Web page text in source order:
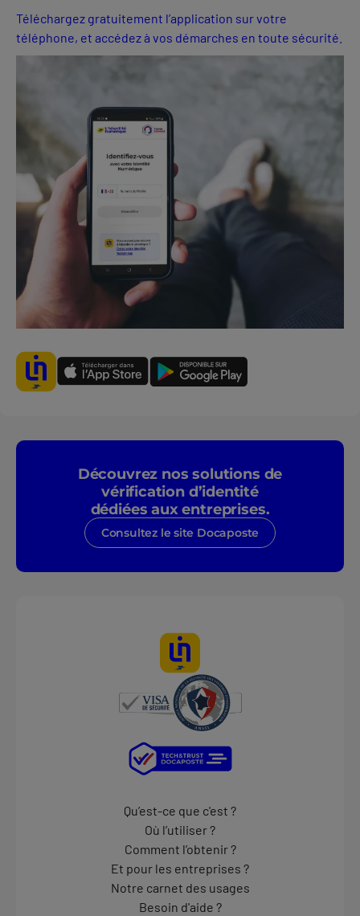
Téléchargez gratuitement l’application sur votre
téléphone, et accédez à vos démarches en toute sécurité.
Découvrez nos solutions de
vérification d’identité
dédiées aux entreprises.
Consultez le site Docaposte
Qu’est-ce que c'est ?
Où l’utiliser ?
Comment l’obtenir ?
Et pour les entreprises ?
Notre carnet des usages
Besoin d'aide ?